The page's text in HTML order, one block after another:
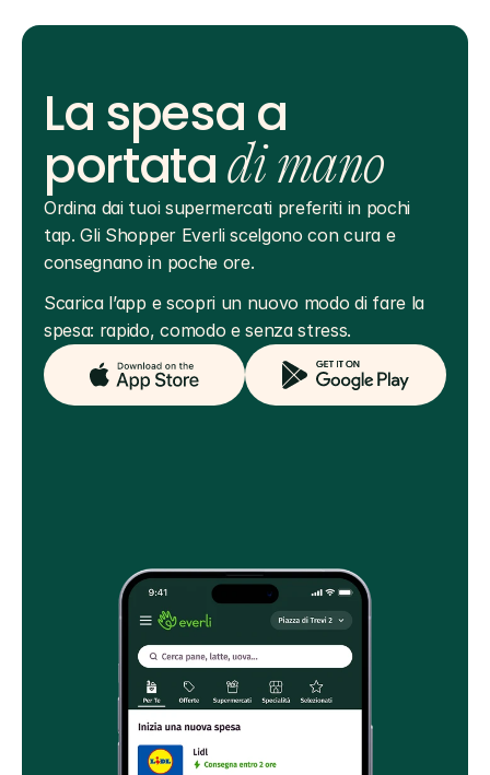
La spesa a
portatadi mano
Ordina dai tuoi supermercati preferiti in pochi
tap. Gli Shopper Everli scelgono con cura e
consegnano in poche ore.
Scarica l’app e scopri un nuovo modo di fare la
spesa: rapido, comodo e senza stress.